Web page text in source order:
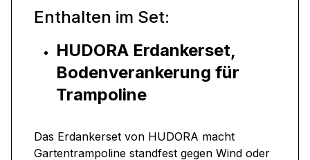
Enthalten im Set:
HUDORA Erdankerset,
Bodenverankerung für
Trampoline
Das Erdankerset von HUDORA macht
Gartentrampoline standfest gegen Wind oder